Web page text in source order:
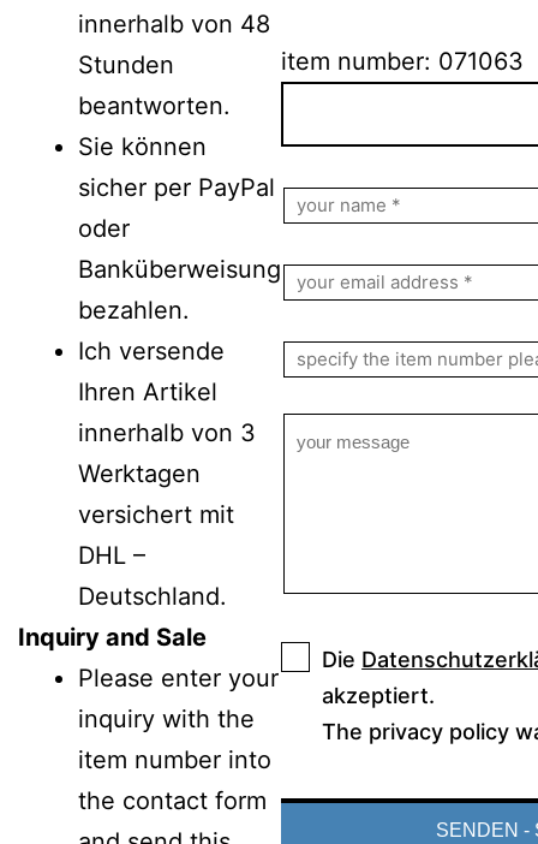
innerhalb von 48
Stunden
beantworten.
Sie können
sicher per PayPal
oder
Banküberweisung
bezahlen.
Ich versende
Ihren Artikel
innerhalb von 3
Werktagen
versichert mit
DHL –
Deutschland.
Inquiry and Sale
Please enter your
inquiry with the
item number into
the contact form
item number: 071063
Die
akzeptiert.
The privacy policy